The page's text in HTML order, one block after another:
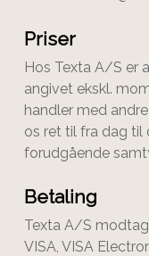
Priser
Hos Texta A/S er
angivet ekskl.
handler med
os ret til fra dag til
forudgående
Betaling
Texta A/S
VISA, VISA